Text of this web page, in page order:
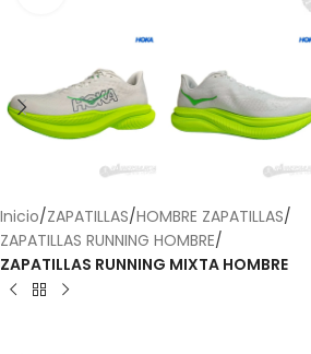
Inicio ZAPATILLAS HOMBRE ZAPATILLAS
ZAPATILLAS RUNNING HOMBRE
ZAPATILLAS RUNNING MIXTA HOMBRE